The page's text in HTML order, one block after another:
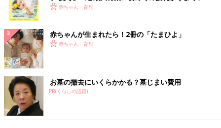
く！ おっぱい・ミルクの基本と夏のトラブル 解決テ
赤ちゃん・育児
赤ちゃんが生まれたら！2冊の「たまひよ」
赤ちゃん・育児
お墓の撤去にいくらかかる？墓じまい費用
PR(くらしの話題)